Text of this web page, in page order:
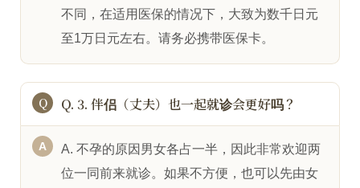
不同，在适用医保的情况下，大致为数千日元
至1万日元左右。请务必携带医保卡。
Q. 3. 伴侣（丈夫）也一起就诊会更好吗？
A. 不孕的原因男女各占一半，因此非常欢迎两
位一同前来就诊。如果不方便，也可以先由女